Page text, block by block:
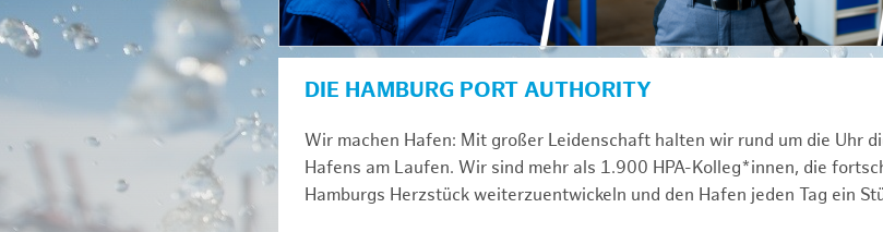
DIE HAMBURG PORT AUTHORITY
Wir machen Hafen: Mit großer Leidenschaft halten wir rund um die Uhr
Hafens am Laufen. Wir sind mehr als 1.900 HPA-Kolleg*innen, die
Hamburgs Herzstück weiterzuentwickeln und den Hafen jeden Tag ein